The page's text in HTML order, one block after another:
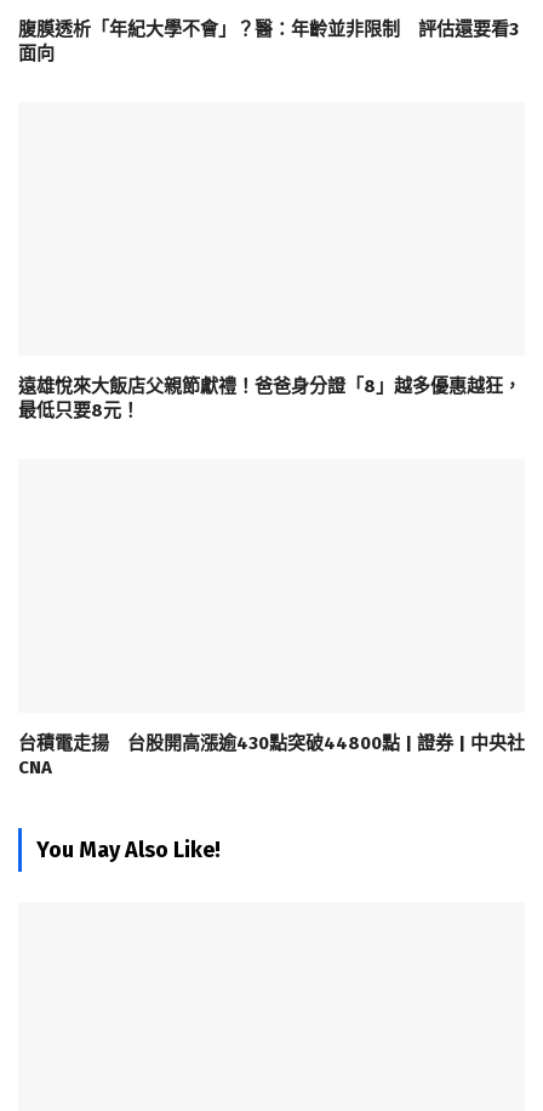
腹膜透析「年紀大學不會」？醫：年齡並非限制 評估還要看3
面向
遠雄悅來大飯店父親節獻禮！爸爸身分證「8」越多優惠越狂，
最低只要8元！
台積電走揚 台股開高漲逾430點突破44800點 | 證券 | 中央社
CNA
You May Also Like!